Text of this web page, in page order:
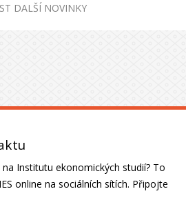
DALŠÍ NOVINKY
Institutu ekonomických studií? To
online na sociálních sítích. Připojte